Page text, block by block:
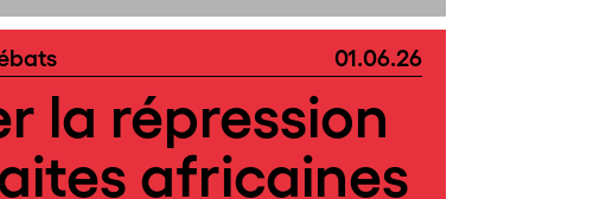
01.06.26
la répression
africaines